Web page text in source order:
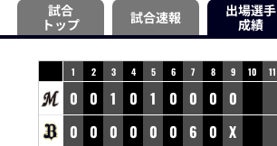
試合
トップ
試合速報
出場選手
成績
1 2 3 4 5 6 7 8 9 10 11
0 0 1 0 1 0 0 0 0
0 0 0 0 0 0 6 0 X